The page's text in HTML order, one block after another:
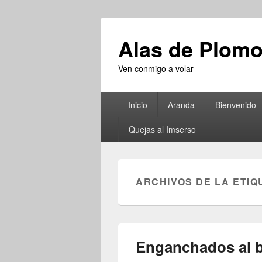
Alas de Plomo
Ven conmigo a volar
principalInicio Aranda Bienvenido
Quejas al Imserso
ARCHIVOS DE LA
Enganchados al